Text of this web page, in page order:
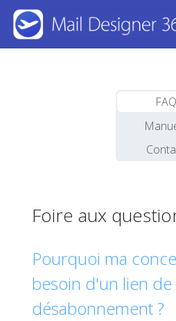
Skip
main
FAQ
Foire aux
Pourquoi ma
besoin d'un lien de
désabonnement ?